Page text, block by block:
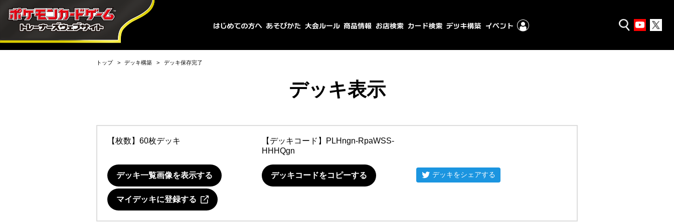
トップ デッキ構築 デッキ保存完了
デッキ表示
【枚数】60枚デッキ 【デッキコード】
PLHngn-RpaWSS-
HHHQgn
デッキ一覧画像を表示する デッキコードをコピーする デッキをシェアする
マイデッキに登録する